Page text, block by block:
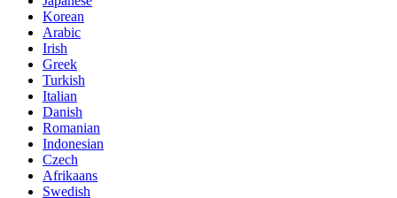
Korean
Arabic
Irish
Greek
Turkish
Italian
Danish
Romanian
Indonesian
Czech
Afrikaans
Swedish